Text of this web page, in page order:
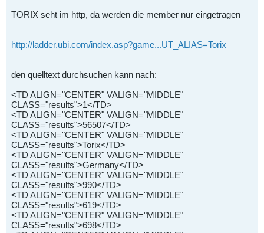
TORIX seht im http, da werden die member nur eingetragen
http://ladder.ubi.com/index.asp?game...UT_ALIAS=Torix
den quelltext durchsuchen kann nach:
<TD ALIGN="CENTER" VALIGN="MIDDLE"
CLASS="results">1</TD>
<TD ALIGN="CENTER" VALIGN="MIDDLE"
CLASS="results">56507</TD>
<TD ALIGN="CENTER" VALIGN="MIDDLE"
CLASS="results">Torix</TD>
<TD ALIGN="CENTER" VALIGN="MIDDLE"
CLASS="results">Germany</TD>
<TD ALIGN="CENTER" VALIGN="MIDDLE"
CLASS="results">990</TD>
<TD ALIGN="CENTER" VALIGN="MIDDLE"
CLASS="results">619</TD>
<TD ALIGN="CENTER" VALIGN="MIDDLE"
CLASS="results">698</TD>